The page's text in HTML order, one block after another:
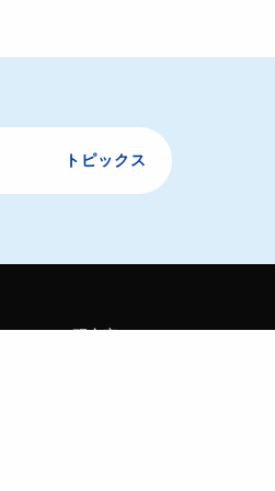
トピックス
研究室メンバー